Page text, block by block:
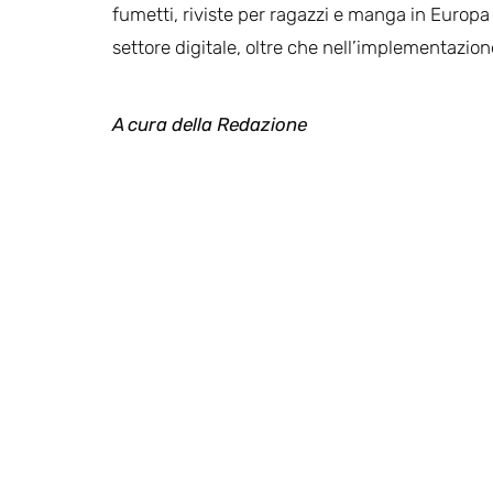
fumetti, riviste per ragazzi e manga in
settore digitale, oltre che
A cura della Redazione